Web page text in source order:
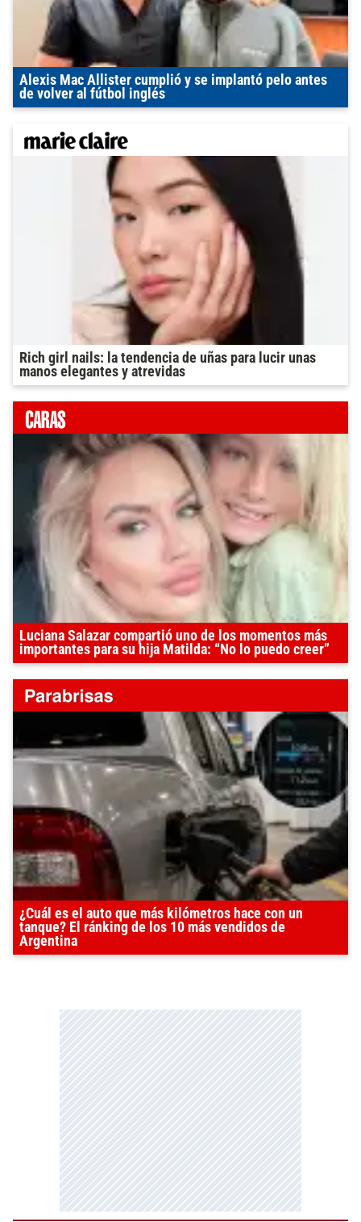
Alexis Mac Allister cumplió y se implantó pelo antes
de volver al fútbol inglés
Rich girl nails: la tendencia de uñas para lucir unas
manos elegantes y atrevidas
Luciana Salazar compartió uno de los momentos más
importantes para su hija Matilda: “No lo puedo creer”
¿Cuál es el auto que más kilómetros hace con un
tanque? El ránking de los 10 más vendidos de
Argentina